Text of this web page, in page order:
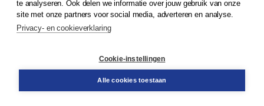
Bestellen
te analyseren. Ook delen we informatie over jouw gebruik van onze
site met onze partners voor social media, adverteren en analyse.
Privacy- en cookieverklaring
Cookie-instellingen
Alle cookies toestaan